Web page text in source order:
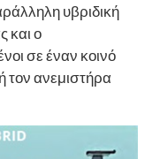
υβριδική
και ο
σε έναν κοινό
τον ανεμιστήρα